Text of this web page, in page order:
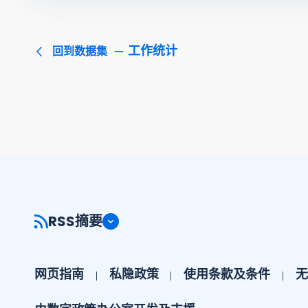
回到数据集 工作统计
RSS摘要
网页指南 私隐政策 使用条款及条件